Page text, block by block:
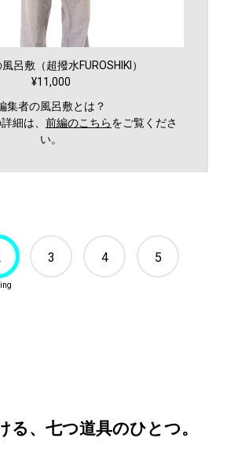
呂敷（超撥水FUROSHIKI）
¥11,000
集者の風呂敷とは？
細は、 前編のこちらをご覧くださ
い。
3 4 5
る、七つ道具のひとつ。